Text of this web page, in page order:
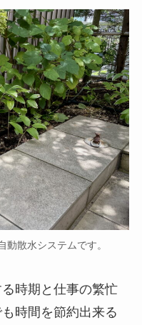
散水システムです。
時期と仕事の繁忙
時間を節約出来る